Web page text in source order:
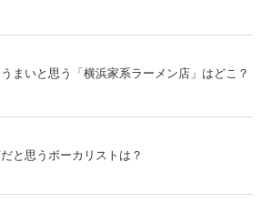
まいと思う「横浜家系ラーメン店」はどこ？
と思うボーカリストは？